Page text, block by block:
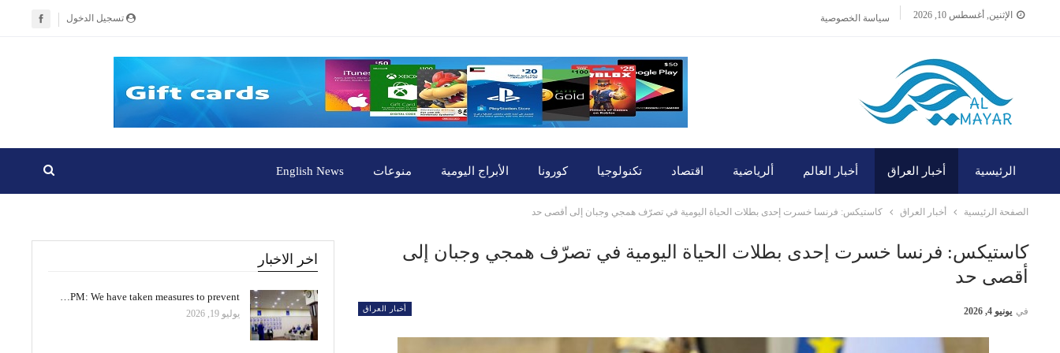
تسجيل الدخول الإثنين, أغسطس 10, 2026 سياسة الخصوصية
الرئيسية أخبار العراق أخبار العالم ألرياضية اقتصاد تكنولوجيا كورونا الأبراج اليومية منوعات English News
الصفحة الرئيسية أخبار العراق كاستيكس: فرنسا خسرت إحدى بطلات الحياة اليومية في تصرّف همجي وجبان إلى أقصى حد
كاستيكس: فرنسا خسرت إحدى بطلات الحياة اليومية في تصرّف همجي وجبان إلى
أقصى حد
أخبار العراق في يونيو 4, 2026
اخر الاخبار
PM: We have taken measures to prevent…
يوليو 19, 2026